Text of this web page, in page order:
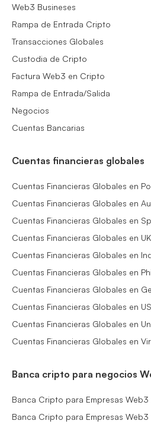
Web3 Busineses
Rampa de Entrada Cripto
Transacciones Globales
Custodia de Cripto
Factura Web3 en Cripto
Rampa de Entrada/Salida
Negocios
Cuentas Bancarias
Cuentas financieras globales
Cuentas Financieras Globales en
Cuentas Financieras Globales en
Cuentas Financieras Globales en
Cuentas Financieras Globales en UK
Cuentas Financieras Globales en
Cuentas Financieras Globales en
Cuentas Financieras Globales en
Cuentas Financieras Globales en
Cuentas Financieras Globales en
Cuentas Financieras Globales en
Banca cripto para negocios
Banca Cripto para Empresas Web3
Banca Cripto para Empresas Web3